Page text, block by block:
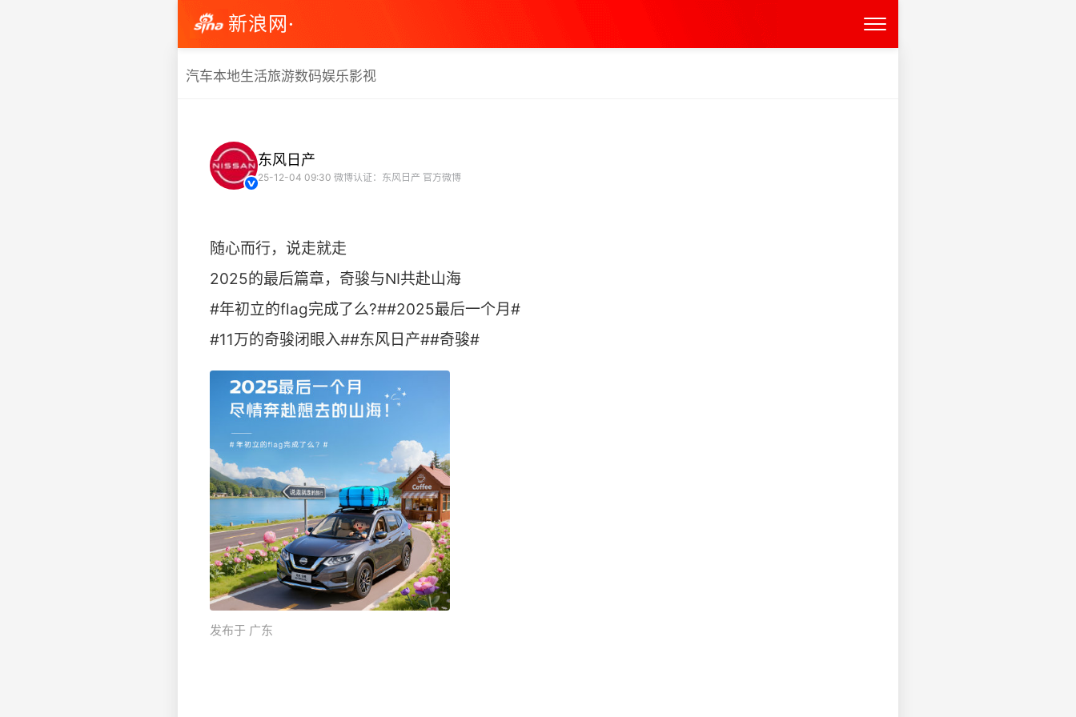
新浪网·
汽车本地生活旅游数码娱乐影视
东风日产
25-12-04 09:30 微博认证：东风日产 官方微博
随心而行，说走就走
2025的最后篇章，奇骏与NI共赴山海
#年初立的flag完成了么?##2025最后一个月#
#11万的奇骏闭眼入##东风日产##奇骏# ​​​​
发布于 广东